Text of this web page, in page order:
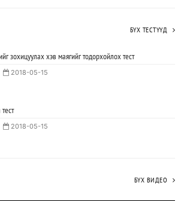
БҮХ ТЕСТҮҮД
зохицуулах хэв маягийг тодорхойлох тест
2018-05-15
2018-05-15
БҮХ ВИДЕО